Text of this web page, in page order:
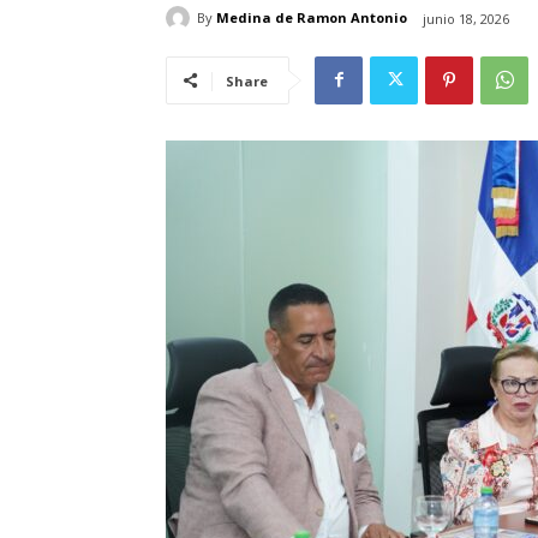
By Medina de Ramon Antonio junio 18, 2026
Share